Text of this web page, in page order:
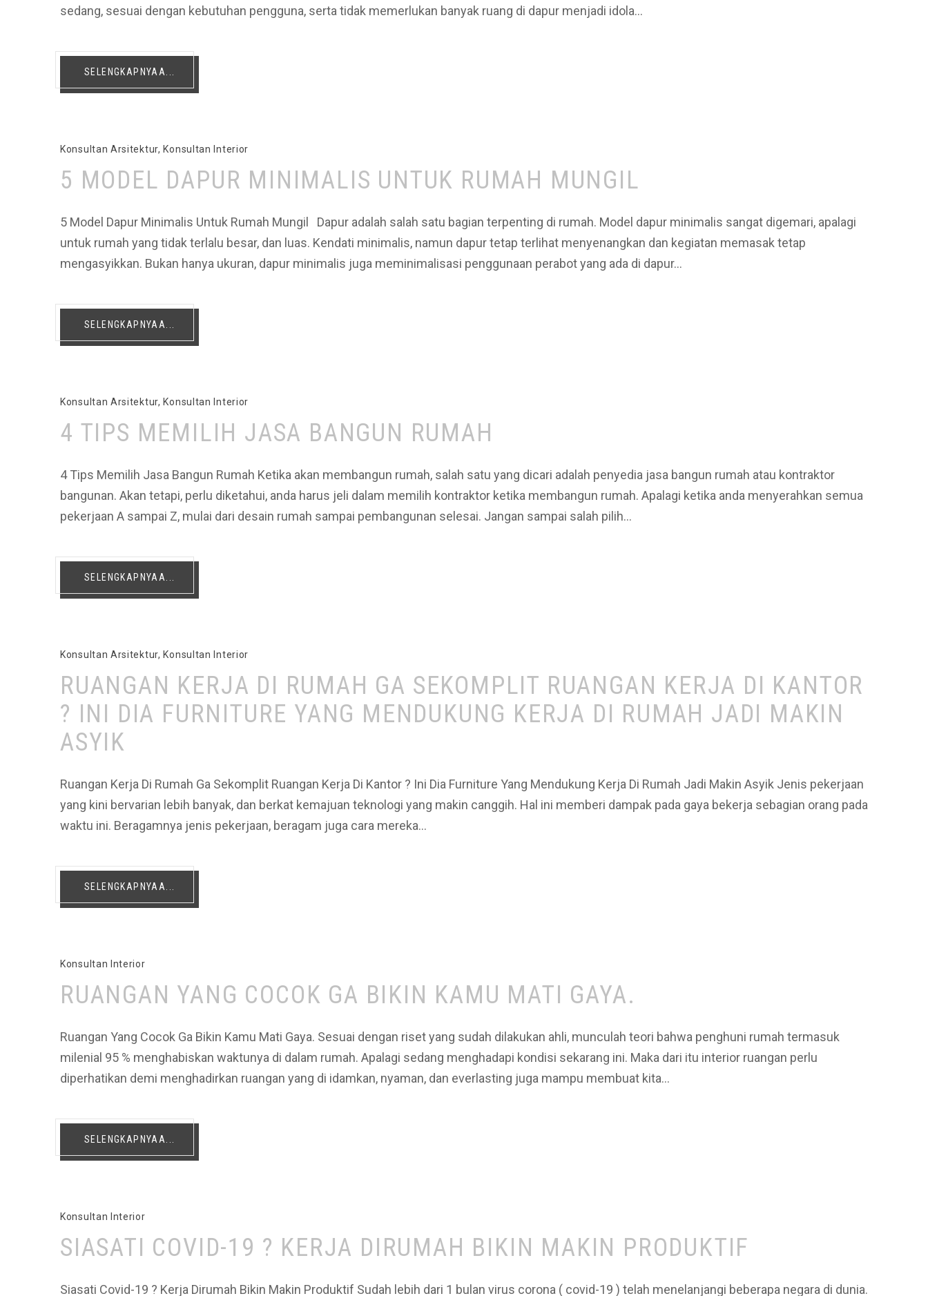
sedang, sesuai dengan kebutuhan pengguna, serta tidak memerlukan banyak ruang di dapur menjadi idola…
SELENGKAPNYAA...
Konsultan Arsitektur, Konsultan Interior
5 MODEL DAPUR MINIMALIS UNTUK RUMAH MUNGIL
5 Model Dapur Minimalis Untuk Rumah Mungil Dapur adalah salah satu bagian terpenting di rumah. Model dapur minimalis sangat digemari, apalagi
untuk rumah yang tidak terlalu besar, dan luas. Kendati minimalis, namun dapur tetap terlihat menyenangkan dan kegiatan memasak tetap
mengasyikkan. Bukan hanya ukuran, dapur minimalis juga meminimalisasi penggunaan perabot yang ada di dapur…
SELENGKAPNYAA...
Konsultan Arsitektur, Konsultan Interior
4 TIPS MEMILIH JASA BANGUN RUMAH
4 Tips Memilih Jasa Bangun Rumah Ketika akan membangun rumah, salah satu yang dicari adalah penyedia jasa bangun rumah atau kontraktor
bangunan. Akan tetapi, perlu diketahui, anda harus jeli dalam memilih kontraktor ketika membangun rumah. Apalagi ketika anda menyerahkan semua
pekerjaan A sampai Z, mulai dari desain rumah sampai pembangunan selesai. Jangan sampai salah pilih…
SELENGKAPNYAA...
Konsultan Arsitektur, Konsultan Interior
RUANGAN KERJA DI RUMAH GA SEKOMPLIT RUANGAN KERJA DI KANTOR
? INI DIA FURNITURE YANG MENDUKUNG KERJA DI RUMAH JADI MAKIN
ASYIK
Ruangan Kerja Di Rumah Ga Sekomplit Ruangan Kerja Di Kantor ? Ini Dia Furniture Yang Mendukung Kerja Di Rumah Jadi Makin Asyik Jenis pekerjaan
yang kini bervarian lebih banyak, dan berkat kemajuan teknologi yang makin canggih. Hal ini memberi dampak pada gaya bekerja sebagian orang pada
waktu ini. Beragamnya jenis pekerjaan, beragam juga cara mereka…
SELENGKAPNYAA...
Konsultan Interior
RUANGAN YANG COCOK GA BIKIN KAMU MATI GAYA.
Ruangan Yang Cocok Ga Bikin Kamu Mati Gaya. Sesuai dengan riset yang sudah dilakukan ahli, munculah teori bahwa penghuni rumah termasuk
milenial 95 % menghabiskan waktunya di dalam rumah. Apalagi sedang menghadapi kondisi sekarang ini. Maka dari itu interior ruangan perlu
diperhatikan demi menghadirkan ruangan yang di idamkan, nyaman, dan everlasting juga mampu membuat kita…
SELENGKAPNYAA...
Konsultan Interior
SIASATI COVID-19 ? KERJA DIRUMAH BIKIN MAKIN PRODUKTIF
Siasati Covid-19 ? Kerja Dirumah Bikin Makin Produktif Sudah lebih dari 1 bulan virus corona ( covid-19 ) telah menelanjangi beberapa negara di dunia.